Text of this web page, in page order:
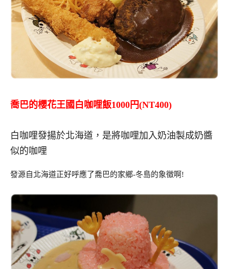
喬巴的櫻花王國白咖哩飯1000円(NT400)
白咖哩發揚於北海道，是將咖哩加入奶油製成奶醬
似的咖哩
發源自北海道正好呼應了喬巴的家鄉-冬島的象徵啊!